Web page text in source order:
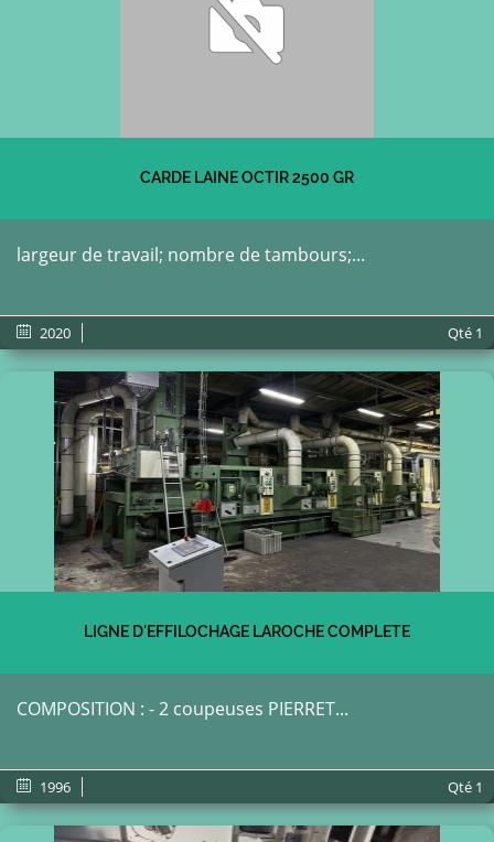
CARDE LAINE OCTIR 2500 GR
largeur de travail; nombre de tambours;...
2020 Qté 1
LIGNE D'EFFILOCHAGE LAROCHE COMPLETE
COMPOSITION : - 2 coupeuses PIERRET...
1996 Qté 1